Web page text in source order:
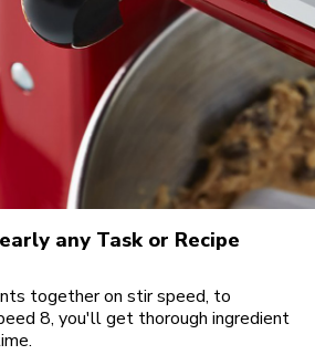
any Task or Recipe
together on stir speed, to
8, you'll get thorough ingredient